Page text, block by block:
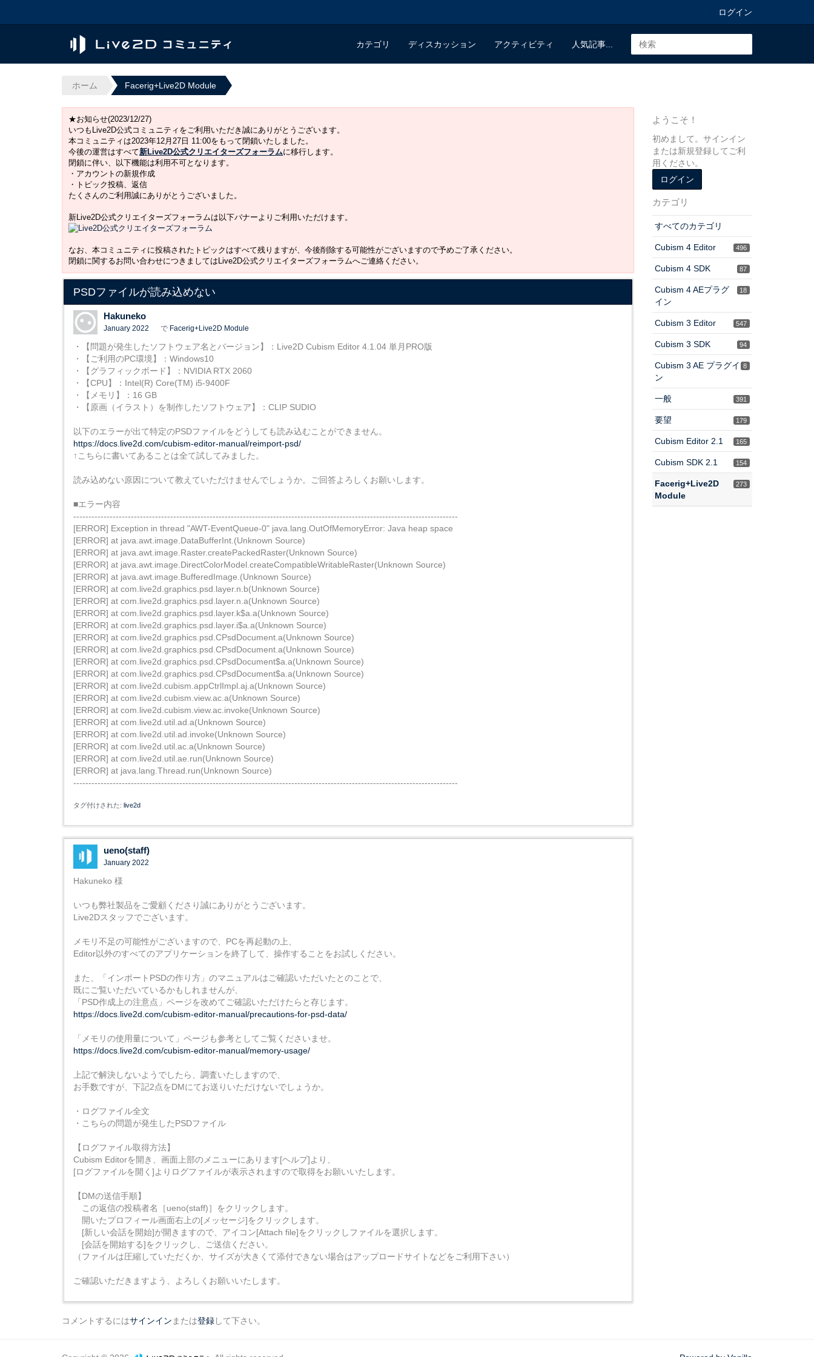
ログイン
カテゴリ ディスカッション アクティビティ 人気記事...
ホーム Facerig+Live2D Module
★お知らせ(2023/12/27)
いつもLive2D公式コミュニティをご利用いただき誠にありがとうございます。
本コミュニティは2023年12月27日 11:00をもって閉鎖いたしました。
今後の運営はすべて新Live2D公式クリエイターズフォーラムに移行します。
閉鎖に伴い、以下機能は利用不可となります。
・アカウントの新規作成
・トピック投稿、返信
たくさんのご利用誠にありがとうございました。
新Live2D公式クリエイターズフォーラムは以下バナーよりご利用いただけます。
なお、本コミュニティに投稿されたトピックはすべて残りますが、今後削除する可能性がございますので予めご了承ください。
閉鎖に関するお問い合わせにつきましてはLive2D公式クリエイターズフォーラムへご連絡ください。
PSDファイルが読み込めない
Hakuneko
January 2022 で Facerig+Live2D Module
・【問題が発生したソフトウェア名とバージョン】：Live2D Cubism Editor 4.1.04 単月PRO版
・【ご利用のPC環境】：Windows10
・【グラフィックボード】：NVIDIA RTX 2060
・【CPU】：Intel(R) Core(TM) i5-9400F
・【メモリ】：16 GB
・【原画（イラスト）を制作したソフトウェア】：CLIP SUDIO
以下のエラーが出て特定のPSDファイルをどうしても読み込むことができません。
https://docs.live2d.com/cubism-editor-manual/reimport-psd/
↑こちらに書いてあることは全て試してみました。
読み込めない原因について教えていただけませんでしょうか。ご回答よろしくお願いします。
■エラー内容
-------------------------------------------------------------------------------------------------------------------------------
[ERROR] Exception in thread "AWT-EventQueue-0" java.lang.OutOfMemoryError: Java heap space
[ERROR] at java.awt.image.DataBufferInt.(Unknown Source)
[ERROR] at java.awt.image.Raster.createPackedRaster(Unknown Source)
[ERROR] at java.awt.image.DirectColorModel.createCompatibleWritableRaster(Unknown Source)
[ERROR] at java.awt.image.BufferedImage.(Unknown Source)
[ERROR] at com.live2d.graphics.psd.layer.n.b(Unknown Source)
[ERROR] at com.live2d.graphics.psd.layer.n.a(Unknown Source)
[ERROR] at com.live2d.graphics.psd.layer.k$a.a(Unknown Source)
[ERROR] at com.live2d.graphics.psd.layer.i$a.a(Unknown Source)
[ERROR] at com.live2d.graphics.psd.CPsdDocument.a(Unknown Source)
[ERROR] at com.live2d.graphics.psd.CPsdDocument.a(Unknown Source)
[ERROR] at com.live2d.graphics.psd.CPsdDocument$a.a(Unknown Source)
[ERROR] at com.live2d.graphics.psd.CPsdDocument$a.a(Unknown Source)
[ERROR] at com.live2d.cubism.appCtrlImpl.aj.a(Unknown Source)
[ERROR] at com.live2d.cubism.view.ac.a(Unknown Source)
[ERROR] at com.live2d.cubism.view.ac.invoke(Unknown Source)
[ERROR] at com.live2d.util.ad.a(Unknown Source)
[ERROR] at com.live2d.util.ad.invoke(Unknown Source)
[ERROR] at com.live2d.util.ac.a(Unknown Source)
[ERROR] at com.live2d.util.ae.run(Unknown Source)
[ERROR] at java.lang.Thread.run(Unknown Source)
-------------------------------------------------------------------------------------------------------------------------------
タグ付けされた: live2d
ueno(staff)
January 2022
Hakuneko 様
いつも弊社製品をご愛顧くださり誠にありがとうございます。
Live2Dスタッフでございます。
メモリ不足の可能性がございますので、PCを再起動の上、
Editor以外のすべてのアプリケーションを終了して、操作することをお試しください。
また、「インポートPSDの作り方」のマニュアルはご確認いただいたとのことで、
既にご覧いただいているかもしれませんが、
「PSD作成上の注意点」ページを改めてご確認いただけたらと存じます。
https://docs.live2d.com/cubism-editor-manual/precautions-for-psd-data/
「メモリの使用量について」ページも参考としてご覧くださいませ。
https://docs.live2d.com/cubism-editor-manual/memory-usage/
上記で解決しないようでしたら、調査いたしますので、
お手数ですが、下記2点をDMにてお送りいただけないでしょうか。
・ログファイル全文
・こちらの問題が発生したPSDファイル
【ログファイル取得方法】
Cubism Editorを開き、画面上部のメニューにあります[ヘルプ]より、
[ログファイルを開く]よりログファイルが表示されますので取得をお願いいたします。
【DMの送信手順】
この返信の投稿者名［ueno(staff)］をクリックします。
開いたプロフィール画面右上の[メッセージ]をクリックします。
[新しい会話を開始]が開きますので、アイコン[Attach file]をクリックしファイルを選択します。
[会話を開始する]をクリックし、ご送信ください。
（ファイルは圧縮していただくか、サイズが大きくて添付できない場合はアップロードサイトなどをご利用下さい）
ご確認いただきますよう、よろしくお願いいたします。
コメントするにはサインイン または登録して下さい。
ようこそ！
初めまして。サインイン
または新規登録してご利
用ください。
ログイン
カテゴリ
すべてのカテゴリ
496
Cubism 4 Editor
87
Cubism 4 SDK
18
Cubism 4 AEプラグ
イン
547
Cubism 3 Editor
94
Cubism 3 SDK
8
Cubism 3 AE プラグイ
ン
391
一般
179
要望
165
Cubism Editor 2.1
154
Cubism SDK 2.1
273
Facerig+Live2D
Module